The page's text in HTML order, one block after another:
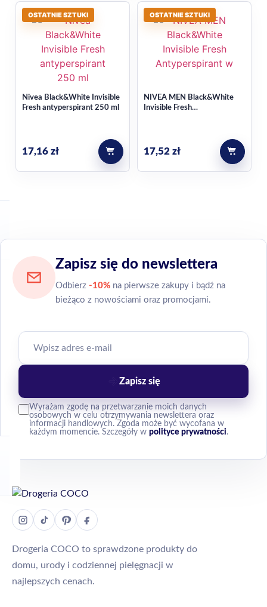
OSTATNIE SZTUKI
Nivea Black&White Invisible
Fresh antyperspirant 250 ml
17,16 zł
OSTATNIE SZTUKI
NIVEA MEN Black&White
Invisible Fresh
17,52 zł
Zapisz się do newslettera
Odbierz -10% na pierwsze zakupy i bądź na
bieżąco z nowościami oraz promocjami.
Wyrażam zgodę na przetwarzanie moich danych
osobowych w celu otrzymywania newslettera oraz
informacji handlowych. Zgoda może być wycofana w
każdym momencie. Szczegóły w polityce prywatności.
Zapisz się
Drogeria COCO to sprawdzone produkty do
domu, urody i codziennej pielęgnacji w
najlepszych cenach.